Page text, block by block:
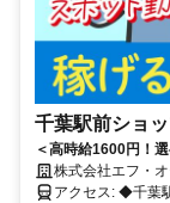
千葉駅前ショ
＜高時給1600円！
歩2分の好立地!!小
ーン実施中！
株式会社エフ・
アクセス: ◆千葉駅から徒歩2分 *-*-*-*-*-*-*-*-*-*-*-*-*-*-*-*-*-*-*-*-*-*-